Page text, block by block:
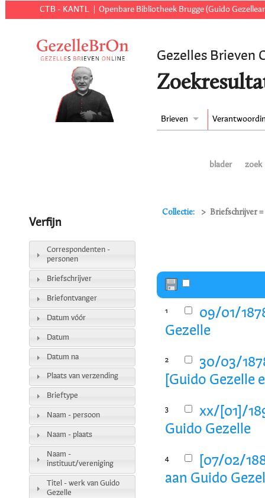
CTB - KANTL Openbare Bibliotheek Brugge (Guido
Gezelles Brieven
Brieven
blader zoek
Collectie: Briefschrijver =
1
09/01/
Gezelle
2
30/03/
[Guido Gezelle
3
xx/[01]/
Guido Gezelle
4
[07/02/
aan Guido
Verfijn
Correspondenten -
personen
Briefschrijver
Briefontvanger
Datum vóór
Datum
Datum na
Plaats van verzending
Brieftype
Naam - persoon
Naam - plaats
Naam -
instituut/vereniging
Titel - werk van Guido
Gezelle